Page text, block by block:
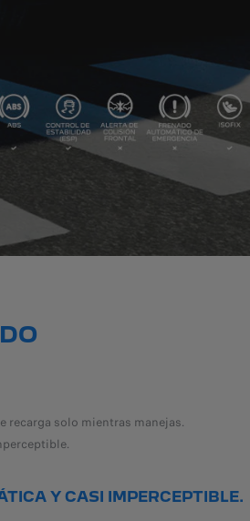
recarga solo mientras manejas.
Y CASI IMPERCEPTIBLE.